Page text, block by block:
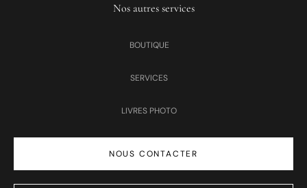
Nos autres services
BOUTIQUE
SERVICES
LIVRES PHOTO
NOUS CONTACTER